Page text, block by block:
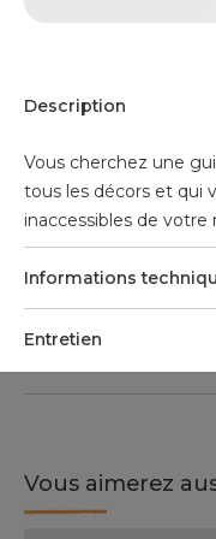
Description
Vous cherchez une
tous les décors et qui
inaccessibles de votre
Informations
Entretien
Vous aimerez